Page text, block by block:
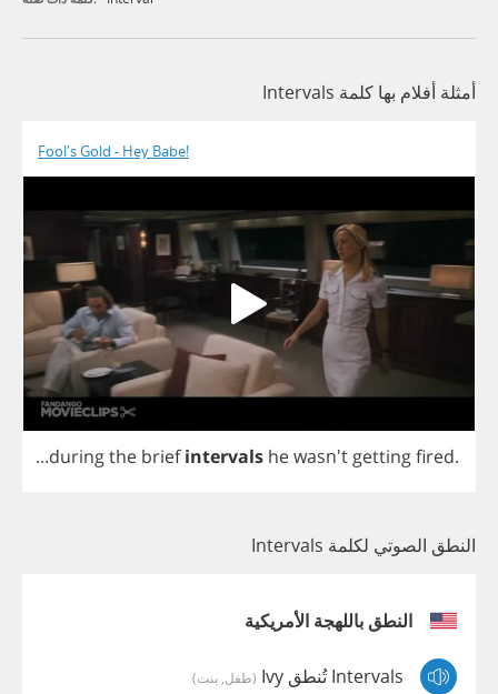
أمثلة أفلام بها كلمة Intervals
Fool's Gold - Hey Babe!
...duringthe brief intervals hewasn't gettingfired.
النطق الصوتي لكلمة Intervals
النطق باللهجة الأمريكية
Intervals تُنطق Ivy (طفل, بنت)